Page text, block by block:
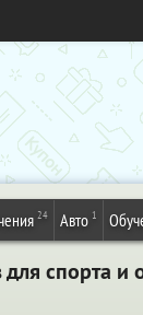
24 Авто 1
для спорта